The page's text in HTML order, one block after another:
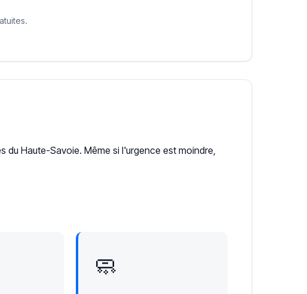
du Haute-Savoie. Même si l'urgence est moindre,
🧼